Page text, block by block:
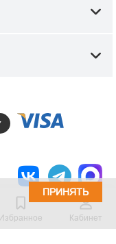
Избранное Кабинет
и отделочные
ПРИНЯТЬ